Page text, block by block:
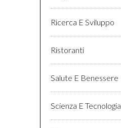
Ricerca E Sviluppo
Ristoranti
Salute E Benessere
Scienza E Tecnologia